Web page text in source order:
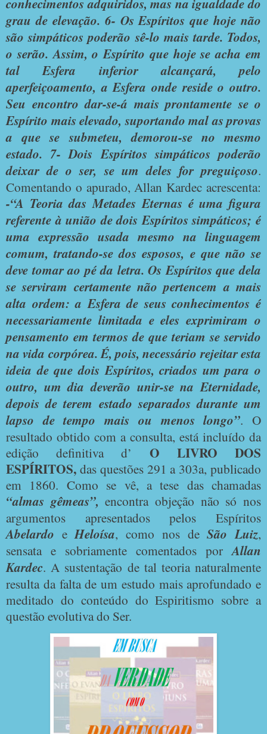
conhecimentos adquiridos, mas na igualdade do
grau de elevação. 6- Os Espíritos que hoje não
são simpáticos poderão sê-lo mais tarde. Todos,
o serão. Assim, o Espírito que hoje se acha em
tal Esfera inferior alcançará, pelo
aperfeiçoamento, a Esfera onde reside o outro.
Seu encontro dar-se-á mais prontamente se o
Espírito mais elevado, suportando mal as provas
a que se submeteu, demorou-se no mesmo
estado. 7- Dois Espíritos simpáticos poderão
deixar de o ser, se um deles for preguiçoso.
Comentando o apurado, Allan Kardec acrescenta:
-“A Teoria das Metades Eternas é uma figura
referente à união de dois Espíritos simpáticos; é
uma expressão usada mesmo na linguagem
comum, tratando-se dos esposos, e que não se
deve tomar ao pé da letra. Os Espíritos que dela
se serviram certamente não pertencem a mais
alta ordem: a Esfera de seus conhecimentos é
necessariamente limitada e eles exprimiram o
pensamento em termos de que teriam se servido
na vida corpórea. É, pois, necessário rejeitar esta
ideia de que dois Espíritos, criados um para o
outro, um dia deverão unir-se na Eternidade,
depois de terem estado separados durante um
lapso de tempo mais ou menos longo”. O
resultado obtido com a consulta, está incluído da
edição definitiva d’ O LIVRO DOS
ESPÍRITOS, das questões 291 a 303a, publicado
em 1860. Como se vê, a tese das chamadas
“almas gêmeas”, encontra objeção não só nos
argumentos apresentados pelos Espíritos
Abelardo eHeloísa, como nos deSão Luiz,
sensata e sobriamente comentados porAllan
Kardec. A sustentação de tal teoria naturalmente
resulta da falta de um estudo mais aprofundado e
meditado do conteúdo do Espiritismo sobre a
questão evolutiva do Ser.